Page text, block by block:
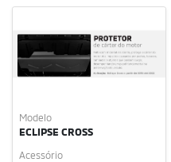
Modelo
ECLIPSE CROSS
Acessório